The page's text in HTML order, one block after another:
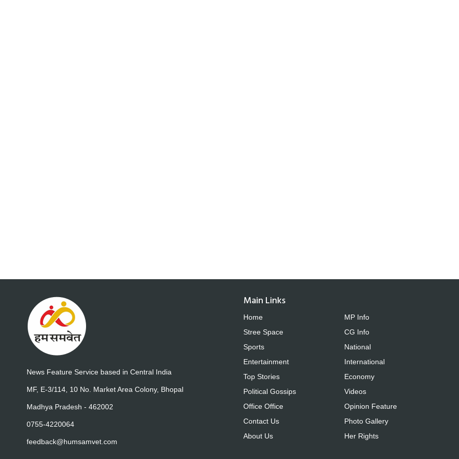
News Feature Service based in Central India
MF, E-3/114, 10 No. Market Area Colony, Bhopal
Madhya Pradesh - 462002
0755-4220064
feedback@humsamvet.com
Main Links
Home
Stree Space
Sports
Entertainment
Top Stories
Political Gossips
Office Office
Contact Us
About Us
MP Info
CG Info
National
International
Economy
Videos
Opinion Feature
Photo Gallery
Her Rights